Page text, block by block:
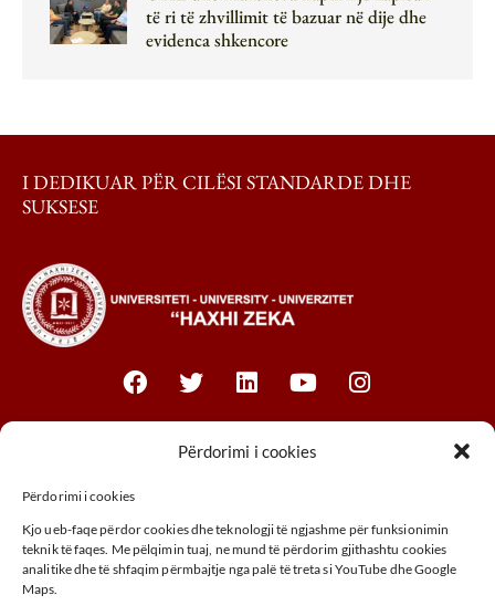
Përdorimi i cookies
Përdorimi i cookies
Kjo ueb-faqe përdor cookies dhe teknologji të ngjashme për funksionimin
teknik të faqes. Me pëlqimin tuaj, ne mund të përdorim gjithashtu cookies
analitike dhe të shfaqim përmbajtje nga palë të treta si YouTube dhe Google
Maps.
të ri të zhvillimit të bazuar në dije dhe
evidenca shkencore
I DEDIKUAR PËR CILËSI STANDARDE DHE
SUKSESE
Fakulteti i Biznesit
Fakulteti Juridik
Fakulteti MTHM